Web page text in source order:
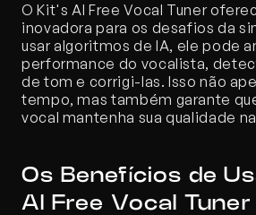
O Kit's AI Free Vocal Tuner
inovadora para os desafios da
usar algoritmos de IA, ele pode
performance do vocalista,
de tom e corrigi-las. Isso não
tempo, mas também garante
vocal mantenha sua qualidade
Os Benefícios de
AI Free Vocal Tuner